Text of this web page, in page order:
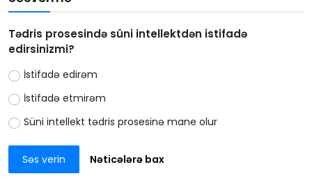
Tədris prosesində süni intellektdən istifadə
edirsinizmi?
İstifadə edirəm
İstifadə etmirəm
Süni intellekt tədris prosesinə mane olur
Səs verin Nəticələrə bax